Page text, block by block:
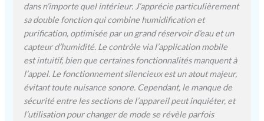
dans n’importe quel intérieur. J’apprécie particulièrement
sa double fonction qui combine humidification et
purification, optimisée par un grand réservoir d’eau et un
capteur d’humidité. Le contrôle via l’application mobile
est intuitif, bien que certaines fonctionnalités manquent à
l’appel. Le fonctionnement silencieux est un atout majeur,
évitant toute nuisance sonore. Cependant, le manque de
sécurité entre les sections de l’appareil peut inquiéter, et
l’utilisation pour changer de mode se révèle parfois